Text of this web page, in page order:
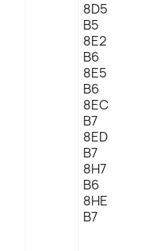
8D5
B5
8E2
B6
8E5
B6
8EC
B7
8ED
B7
8H7
B6
8HE
B7